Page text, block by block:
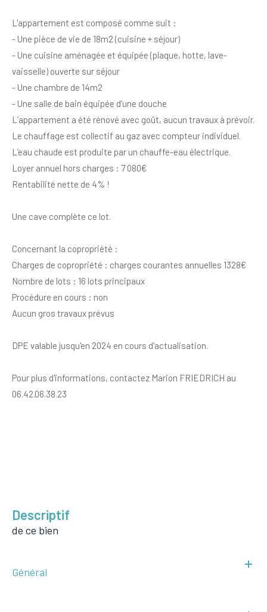
L'appartement est composé comme suit :
- Une pièce de vie de 18m2 (cuisine + séjour)
- Une cuisine aménagée et équipée (plaque, hotte, lave-
vaisselle) ouverte sur séjour
- Une chambre de 14m2
- Une salle de bain équipée d’une douche
L’appartement a été rénové avec goût, aucun travaux à prévoir.
Le chauffage est collectif au gaz avec compteur individuel.
L’eau chaude est produite par un chauffe-eau électrique.
Loyer annuel hors charges : 7 080€
Rentabilité nette de 4% !
Une cave complète ce lot.
Concernant la copropriété :
Charges de copropriété : charges courantes annuelles 1328€
Nombre de lots : 16 lots principaux
Procédure en cours : non
Aucun gros travaux prévus
DPE valable jusqu'en 2024 en cours d'actualisation.
Pour plus d'informations, contactez Marion FRIEDRICH au
06.42.06.38.23
descriptif
de ce bien
Général